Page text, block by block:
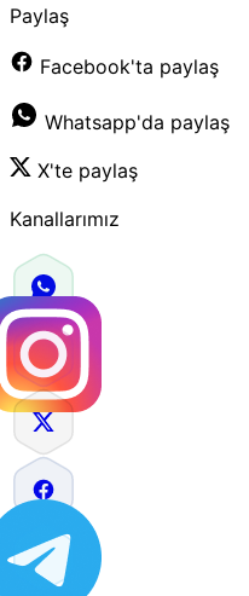
Paylaş
Facebook'ta paylaş
Whatsapp'da paylaş
X'te paylaş
Kanallarımız